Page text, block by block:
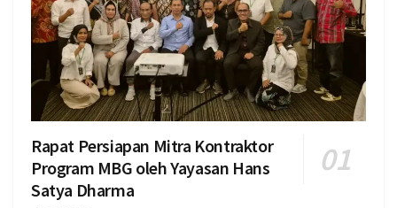
Rapat Persiapan Mitra Kontraktor
Program MBG oleh Yayasan Hans
Satya Dharma